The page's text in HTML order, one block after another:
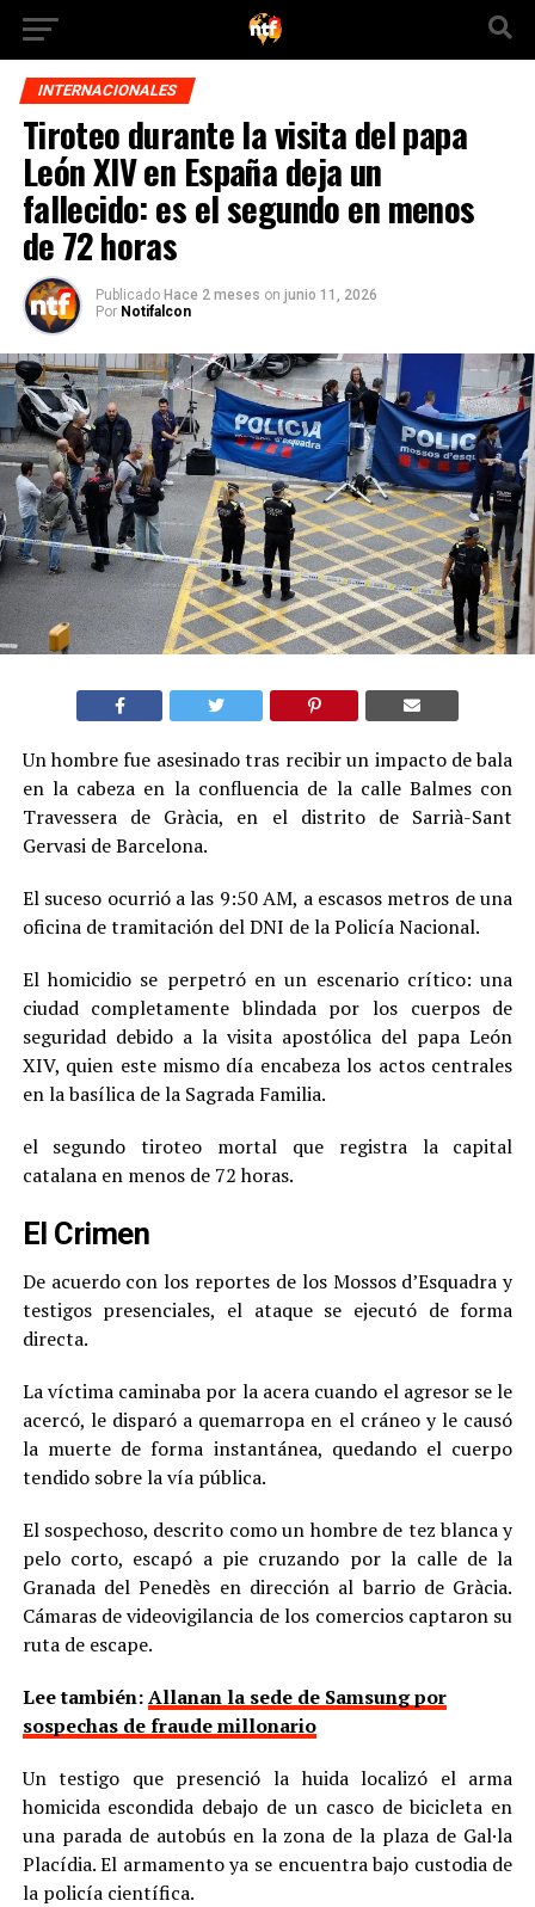
INTERNACIONALES
Tiroteo durante la visita del papa
León XIV en España deja un
fallecido: es el segundo en menos
de 72 horas
Publicado Hace 2 meses on junio 11, 2026
Por Notifalcon
Un hombre fue asesinado tras recibir un impacto de bala
en la cabeza en la confluencia de la calle Balmes con
Travessera de Gràcia, en el distrito de Sarrià-Sant
Gervasi de Barcelona.
El suceso ocurrió a las 9:50 AM, a escasos metros de una
oficina de tramitación del DNI de la Policía Nacional.
El homicidio se perpetró en un escenario crítico: una
ciudad completamente blindada por los cuerpos de
seguridad debido a la visita apostólica del papa León
XIV, quien este mismo día encabeza los actos centrales
en la basílica de la Sagrada Familia.
el segundo tiroteo mortal que registra la capital
catalana en menos de 72 horas.
El Crimen
De acuerdo con los reportes de los Mossos d’Esquadra y
testigos presenciales, el ataque se ejecutó de forma
directa.
La víctima caminaba por la acera cuando el agresor se le
acercó, le disparó a quemarropa en el cráneo y le causó
la muerte de forma instantánea, quedando el cuerpo
tendido sobre la vía pública.
El sospechoso, descrito como un hombre de tez blanca y
pelo corto, escapó a pie cruzando por la calle de la
Granada del Penedès en dirección al barrio de Gràcia.
Cámaras de videovigilancia de los comercios captaron su
ruta de escape.
Lee también:Allanan la sede de Samsung por
sospechas de fraude millonario
Un testigo que presenció la huida localizó el arma
homicida escondida debajo de un casco de bicicleta en
una parada de autobús en la zona de la plaza de Gal·la
Placídia. El armamento ya se encuentra bajo custodia de
la policía científica.